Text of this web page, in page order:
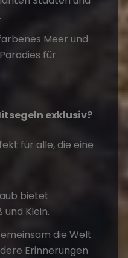
Meer und
für
exklusiv?
für alle, die eine
bietet
Klein.
die Welt
Erinnerungen